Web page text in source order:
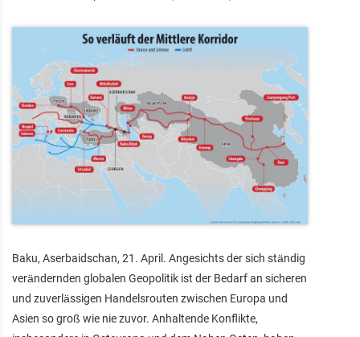
Baku, Aserbaidschan, 21. April. Angesichts der sich ständig
verändernden globalen Geopolitik ist der Bedarf an sicheren
und zuverlässigen Handelsrouten zwischen Europa und
Asien so groß wie nie zuvor. Anhaltende Konflikte,